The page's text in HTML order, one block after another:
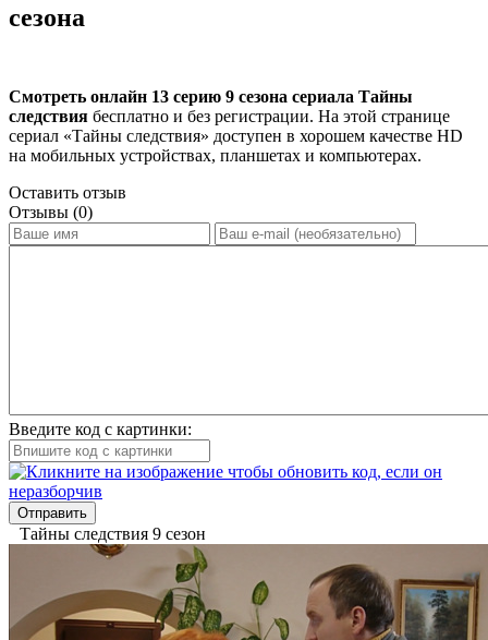
сезона
Смотреть онлайн 13 серию 9 сезона сериала Тайны
следствия бесплатно и без регистрации. На этой странице
сериал «Тайны следствия» доступен в хорошем качестве HD
на мобильных устройствах, планшетах и компьютерах.
Оставить отзыв
Отзывы (0)
Введите код с картинки:
Отправить
Тайны следствия 9 сезон